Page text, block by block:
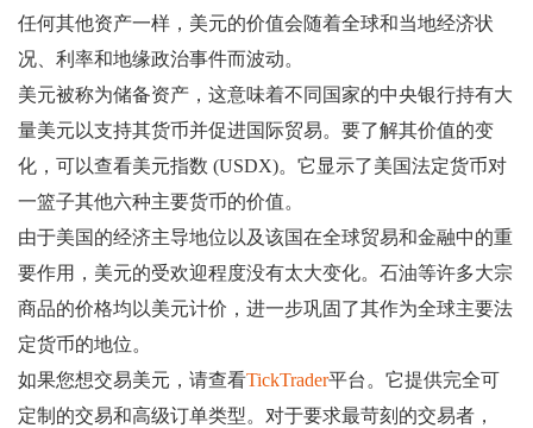
任何其他资产一样，美元的价值会随着全球和当地经济状
况、利率和地缘政治事件而波动。
美元被称为储备资产，这意味着不同国家的中央银行持有大
量美元以支持其货币并促进国际贸易。要了解其价值的变
化，可以查看美元指数 (USDX)。它显示了美国法定货币对
一篮子其他六种主要货币的价值。
由于美国的经济主导地位以及该国在全球贸易和金融中的重
要作用，美元的受欢迎程度没有太大变化。石油等许多大宗
商品的价格均以美元计价，进一步巩固了其作为全球主要法
定货币的地位。
如果您想交易美元，请查看TickTrader平台。它提供完全可
定制的交易和高级订单类型。对于要求最苛刻的交易者，